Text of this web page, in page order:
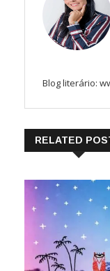
Blog literário:
RELATED